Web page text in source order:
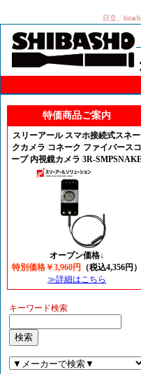
日立、
特価商品ご案内
スリーアール スマホ接続式スネー
クカメラ コネーク ファイバースコ
ープ 内視鏡カメラ 3R-
オープン価格↓
特別価格￥3,960円
（税込4,356円）
≫詳細はこちら
キーワード検索